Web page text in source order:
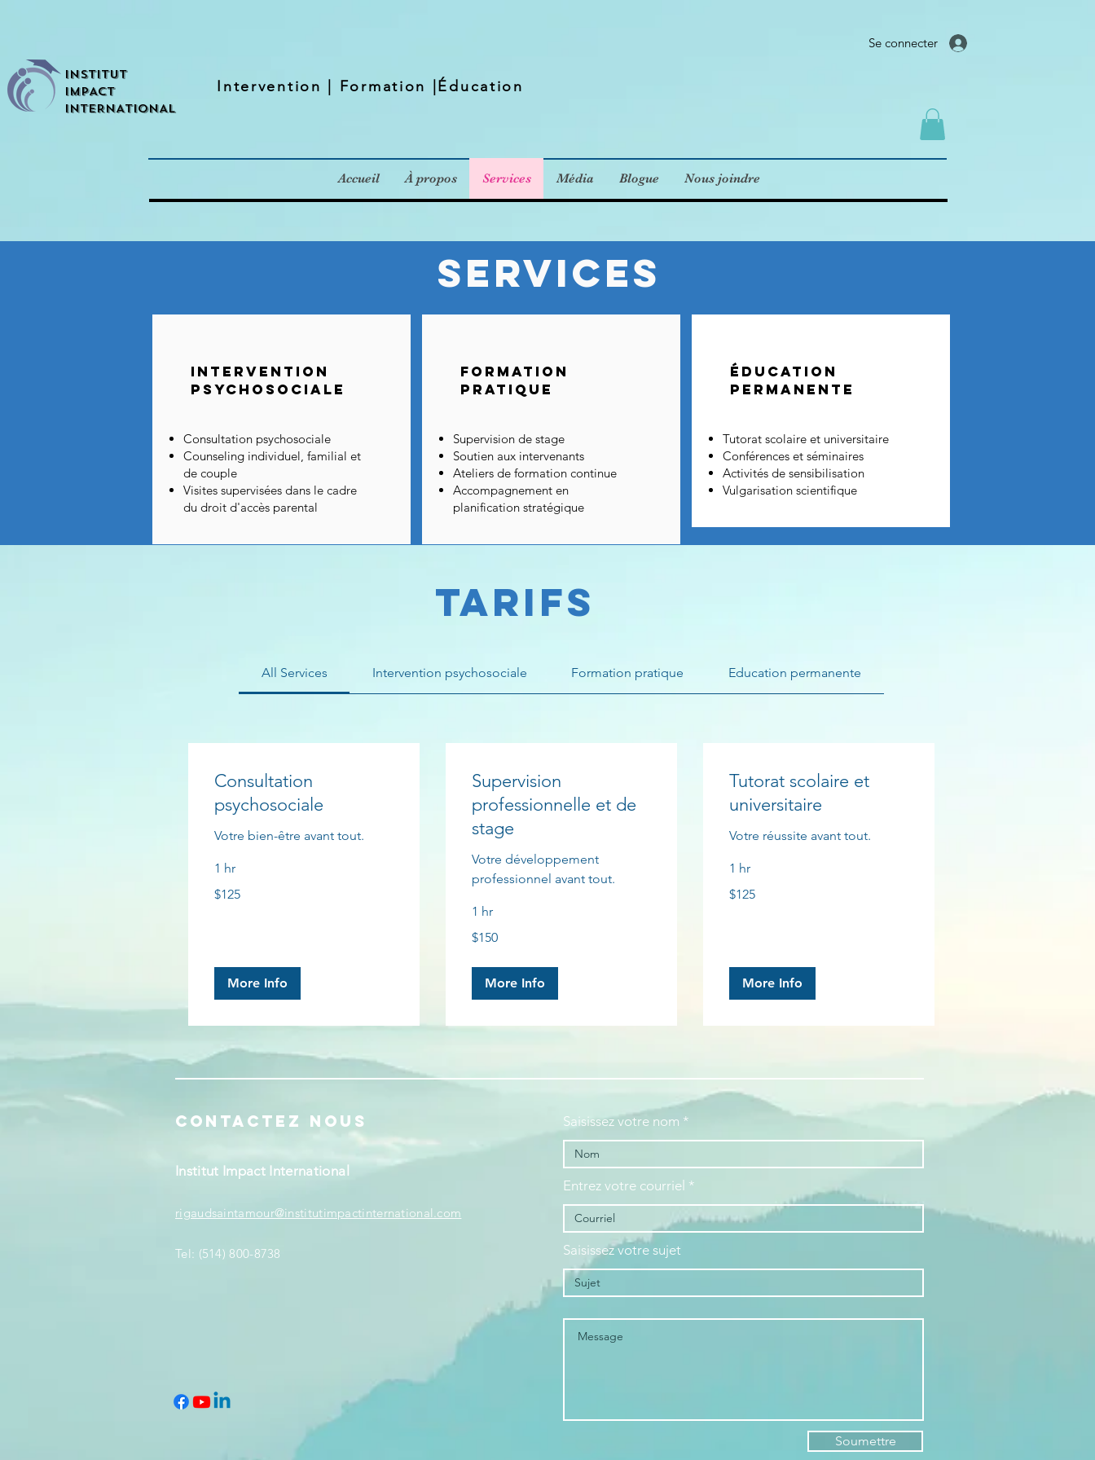
Se connecter
INSTITUT
IMPACT
INTERNATIONAL
Intervention | Formation |Éducation
Accueil À propos Services Média Blogue Nous joindre
SERVICES
Intervention
psychosociale
Consultation psychosociale
Counseling individuel, familial et
de couple
Visites supervisées dans le cadre
du droit d'accès parental
Formation
pratique
Supervision de stage
Soutien aux intervenants
Ateliers de formation continue
Accompagnement en
planification stratégique
Éducation
permanente
Tutorat scolaire et universitaire
Conférences et séminaires
Activités de sensibilisation
Vulgarisation scientifique
All Services Intervention psychosociale Formation pratique Education permanente
Consultation
psychosociale
Votre bien-être avant tout.
1 hr
Canadian
$125
More Info
Supervision
professionnelle et de
stage
Votre développement
professionnel avant tout.
1 hr
Canadian
$150
More Info
Tutorat scolaire et
universitaire
Votre réussite avant tout.
1 hr
Canadian
$125
More Info
Tarifs
ContactEZ NOUS
Institut Impact International
rigaudsaintamour@institutimpactinternational.com
Tel: (514) 800-8738
Saisissez votre nom
Entrez votre courriel
Saisissez votre sujet
Soumettre